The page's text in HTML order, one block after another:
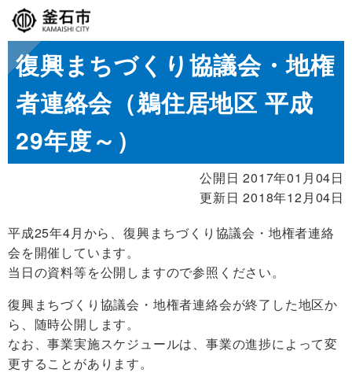
復興まちづくり協議会・地権
者連絡会（鵜住居地区 平成
29年度～）
公開日 2017年01月04日
更新日 2018年12月04日
平成25年4月から、復興まちづくり協議会・地権者連絡
会を開催しています。
当日の資料等を公開しますので参照ください。
復興まちづくり協議会・地権者連絡会が終了した地区か
ら、随時公開します。
なお、事業実施スケジュールは、事業の進捗によって変
更することがあります。